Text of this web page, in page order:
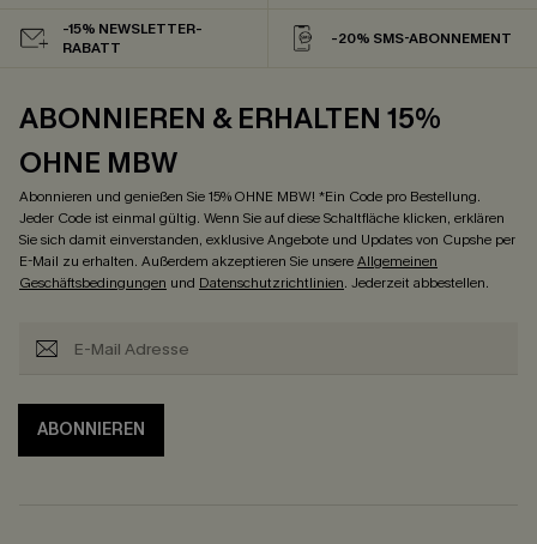
-15% NEWSLETTER-
RABATT
-20% SMS-ABONNEMENT
ABONNIEREN & ERHALTEN 15%
OHNE MBW
Abonnieren und genießen Sie 15% OHNE MBW! *Ein Code pro Bestellung.
Jeder Code ist einmal gültig. Wenn Sie auf diese Schaltfläche klicken, erklären
Sie sich damit einverstanden, exklusive Angebote und Updates von Cupshe per
E-Mail zu erhalten. Außerdem akzeptieren Sie unsereAllgemeinen
Geschäftsbedingungen und Datenschutzrichtlinien. Jederzeit abbestellen.
ABONNIEREN